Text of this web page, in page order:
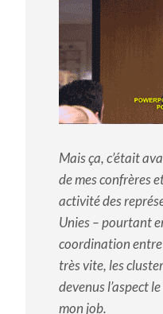
Mais ça, c’était
de mes confrères
activité des
Unies – pourtant
coordination
très vite, les
devenus l’aspect
mon job.